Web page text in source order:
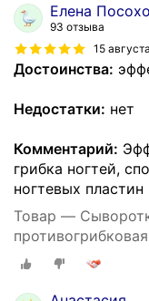
Елена
93 отзыва
15
Достоинства:
Недостатки: нет
Комментарий:
грибка ногтей,
ногтевых пластин
Товар —